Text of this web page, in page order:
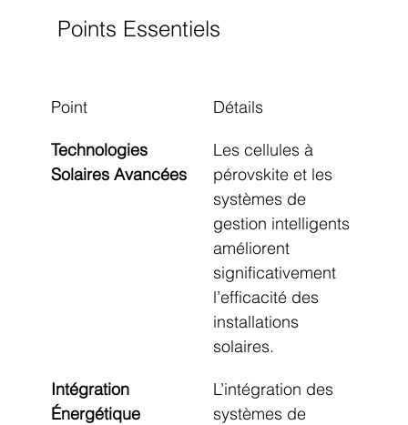
Points Essentiels
Point Détails
Technologies
Solaires Avancées
Les cellules à
pérovskite et les
systèmes de
gestion intelligents
améliorent
significativement
l’efficacité des
installations
solaires.
Intégration
Énergétique
L’intégration des
systèmes de